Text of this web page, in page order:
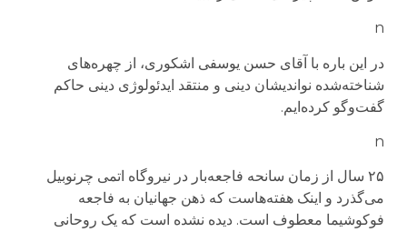
n
در این باره با آقای حسن یوسفی اشکوری، از چهره‌های
شناخته‌شده نواندیشان دینی و منتقد ایدئولوژی دینی حاکم
گفت‌وگو کرده‌ایم.
n
۲۵ سال از زمان سانحه فاجعه‌بار در نیروگاه اتمی چرنوبیل
می‌گذرد و اینک هفته‌هاست که ذهن جهانیان به فاجعه
فوکوشیما معطوف است. دیده نشده است که یک روحانی